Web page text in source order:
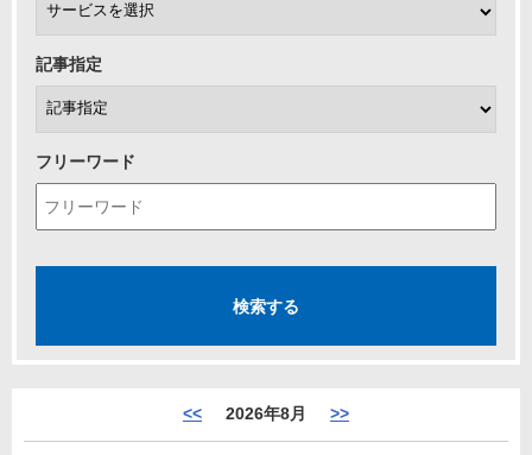
記事指定
フリーワード
<< 2026年8月 >>